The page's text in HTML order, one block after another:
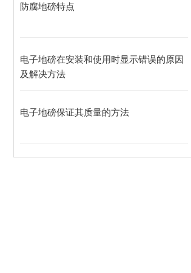
防腐地磅特点
电子地磅在安装和使用时显示错误的原因
及解决方法
电子地磅保证其质量的方法